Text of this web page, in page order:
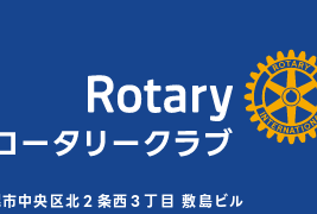
央区北２条西３丁目 敷島ビル